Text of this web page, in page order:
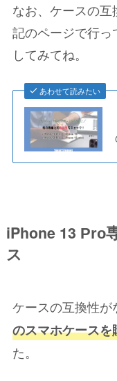
なお、ケースの
記のページで行っ
してみてね。
あわせて読みたい
iPhone 13 Pro
ス
ケースの互換性が
のスマホケース
た。